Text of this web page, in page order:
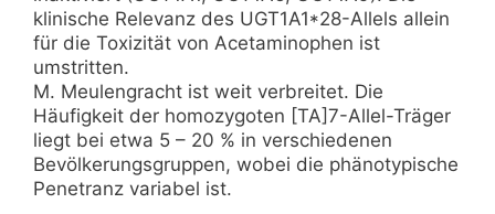
klinische Relevanz des UGT1A1*28-Allels allein
für die Toxizität von Acetaminophen ist
umstritten.
M. Meulengracht ist weit verbreitet. Die
Häufigkeit der homozygoten [TA]7-Allel-Träger
liegt bei etwa 5 – 20 % in verschiedenen
Bevölkerungsgruppen, wobei die phänotypische
Penetranz variabel ist.